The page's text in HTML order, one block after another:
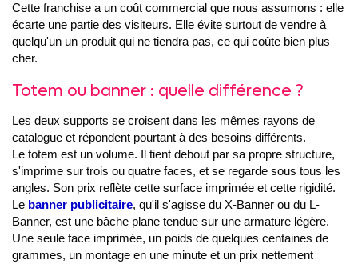
Cette franchise a un coût commercial que nous assumons : elle
écarte une partie des visiteurs. Elle évite surtout de vendre à
quelqu'un un produit qui ne tiendra pas, ce qui coûte bien plus
cher.
Totem ou banner : quelle différence ?
Les deux supports se croisent dans les mêmes rayons de
catalogue et répondent pourtant à des besoins différents.
Le totem est un volume. Il tient debout par sa propre structure,
s'imprime sur trois ou quatre faces, et se regarde sous tous les
angles. Son prix reflète cette surface imprimée et cette rigidité.
Le banner publicitaire, qu'il s'agisse du X-Banner ou du L-
Banner, est une bâche plane tendue sur une armature légère.
Une seule face imprimée, un poids de quelques centaines de
grammes, un montage en une minute et un prix nettement